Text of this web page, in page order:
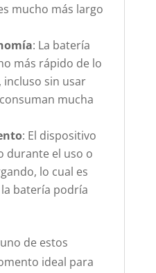
mucho más largo
: La batería
más rápido de lo
incluso sin usar
mucha
: El dispositivo
durante el uso o
lo cual es
batería podría
de estos
ideal para